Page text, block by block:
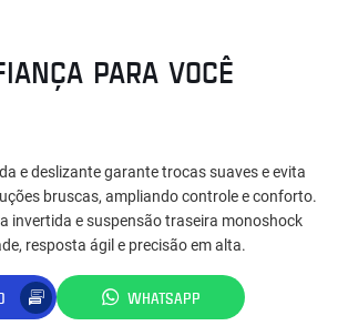
PARA VOCÊ
e deslizante garante trocas suaves e evita
bruscas, ampliando controle e conforto.
invertida e suspensão traseira monoshock
resposta ágil e precisão em alta.
WHATSAPP